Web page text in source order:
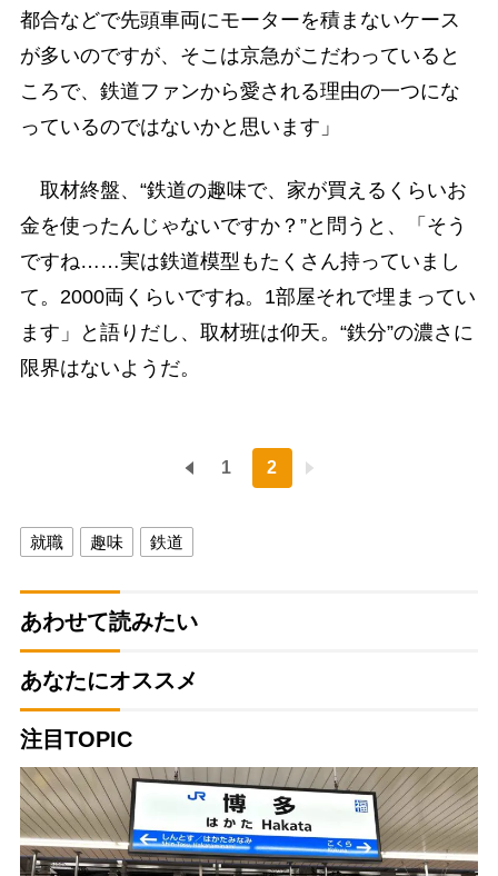
都合などで先頭車両にモーターを積まないケース
が多いのですが、そこは京急がこだわっていると
ころで、鉄道ファンから愛される理由の一つにな
っているのではないかと思います」
取材終盤、“鉄道の趣味で、家が買えるくらいお
金を使ったんじゃないですか？”と問うと、「そう
ですね……実は鉄道模型もたくさん持っていまし
て。2000両くらいですね。1部屋それで埋まってい
ます」と語りだし、取材班は仰天。“鉄分”の濃さに
限界はないようだ。
1 2
就職 趣味 鉄道
あわせて読みたい
あなたにオススメ
注目TOPIC